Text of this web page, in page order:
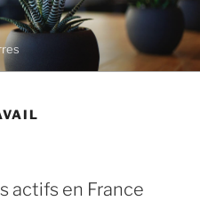
actifs en France